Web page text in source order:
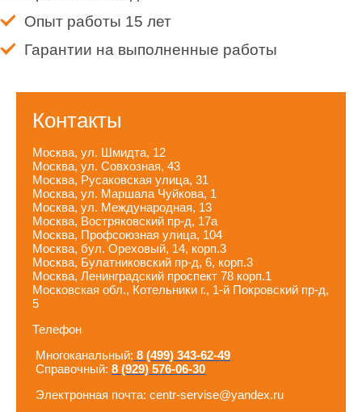
Опыт работы 15 лет
Гарантии на выполненные работы
Контакты
Москва, ул. Шмидта, 12
Москва, ул. Совхозная, 43
Москва, Русаковская улица, 31
Москва, ул. Маршала Чуйкова, 1
Москва, ул. Международная, 13
Москва, Востряковский пр-д, 17а
Москва, Профсоюзная улица, 104
Москва, бул. Ореховый, 14, корп.3
Москва, Булатниковский пр-д, 6, корп.3
Москва, Ленинградский проспект 78 корп.1
Московская обл., Котельники г., 1-й Покровский пр-д,
5
Телефон
Многоканальный: 8 (499) 343-62-49
Справочный: 8 (929) 576-06-30
Электронная почта: centr-servise@yandex.ru